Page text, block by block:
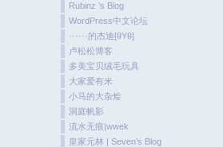
Rubinz ’s Blog
WordPress中文论坛
······的杰迪[θYθ]
卢松松博客
多美宝贝绒毛玩具
大家爱有米
小马的大杂烩
洞庭帆影
流水无痕|wwek
皇家元林 | Seven’s Blog